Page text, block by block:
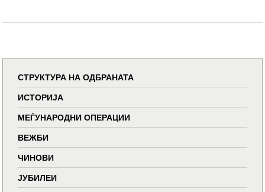
СТРУКТУРА НА ОДБРАНАТА
ИСТОРИЈА
МЕЃУНАРОДНИ ОПЕРАЦИИ
ВЕЖБИ
ЧИНОВИ
ЈУБИЛЕИ